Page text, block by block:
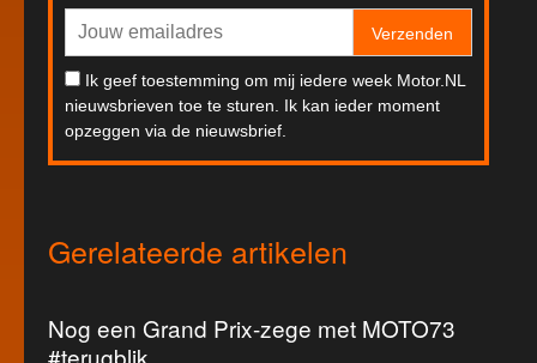
Verzenden
Ik geef toestemming om mij iedere week Motor.NL
nieuwsbrieven toe te sturen. Ik kan ieder moment
opzeggen via de nieuwsbrief.
Gerelateerde artikelen
Nog een Grand Prix-zege met MOTO73